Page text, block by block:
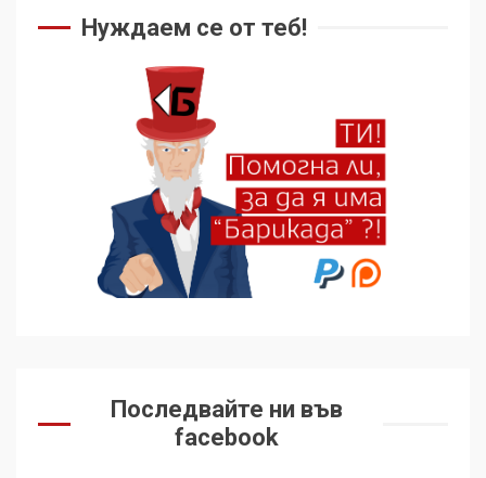
Нуждаем се от теб!
Последвайте ни във
facebook